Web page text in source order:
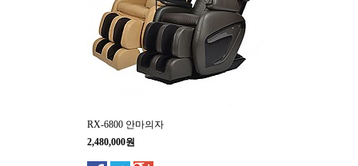
RX-6800 안마의자
2,480,000원